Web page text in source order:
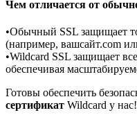
Чем отличается от
•Обычный SSL защищает
(например, вашсайт.com
•Wildcard SSL защищает
обеспечивая
Готовы обеспечить
сертификат Wildcard у нас!